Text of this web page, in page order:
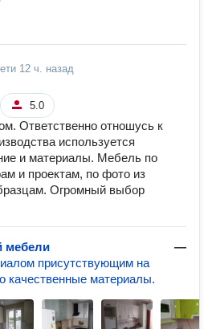
12 ч. назад
5.0
Ответственно отношусь к
используется
и материалы. Мебель по
и проектам, по фото из
Огромный выбор
мебели
—
присутствующим на
качественные материалы.